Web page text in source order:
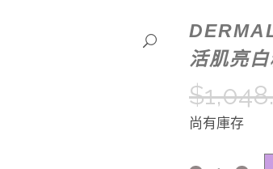
活肌亮
$
尚有庫存